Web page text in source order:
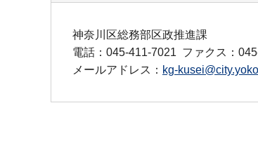
神奈川区総務部区政推進課
電話：045-411-7021 ファクス：
メールアドレス： kg-